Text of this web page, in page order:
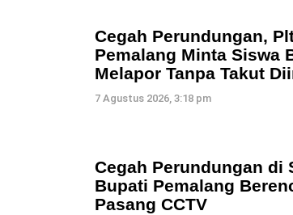
Cegah Perundungan,
Pemalang Minta Siswa
Melapor Tanpa Takut
7 Agustus 2026, 3:18 pm
Cegah Perundungan di
Bupati Pemalang
Pasang CCTV